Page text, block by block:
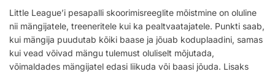
SKOORIMISE
REEGLID:
PUNKTID,
VEAD,
SKOREERIMISMÄNGUD
Little League’i pesapalli skoorimisreeglite mõistmine on oluline
nii mängijatele, treeneritele kui ka pealtvaatajatele. Punkti saab,
kui mängija puudutab kõiki baase ja jõuab koduplaadini, samas
kui vead võivad mängu tulemust oluliselt mõjutada,
võimaldades mängijatel edasi liikuda või baasi jõuda. Lisaks